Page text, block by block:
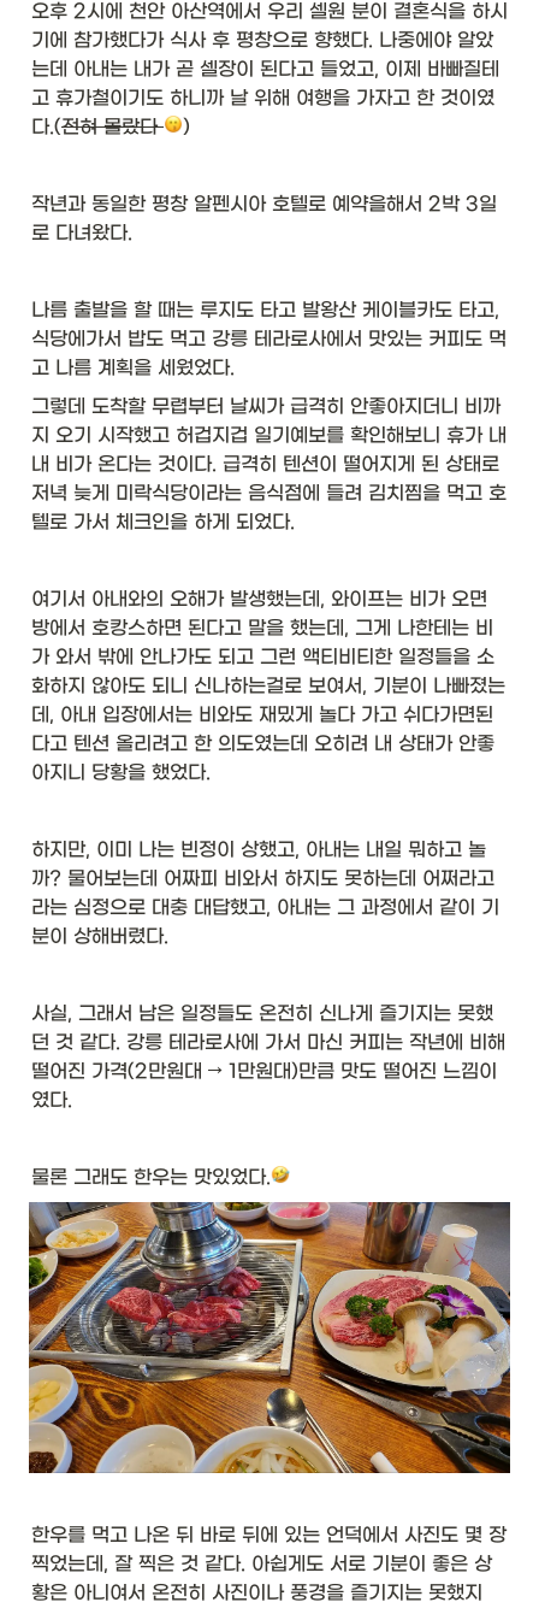
오후 2시에 천안 아산역에서 우리 셀원 분이 결혼식을 하시
기에 참가했다가 식사 후 평창으로 향했다. 나중에야 알았
는데 아내는 내가 곧 셀장이 된다고 들었고, 이제 바빠질테
고 휴가철이기도 하니까 날 위해 여행을 가자고 한 것이였
다.(전혀 몰랐다 )
작년과 동일한 평창 알펜시아 호텔로 예약을해서 2박 3일
로 다녀왔다.
나름 출발을 할 때는 루지도 타고 발왕산 케이블카도 타고,
식당에가서 밥도 먹고 강릉 테라로사에서 맛있는 커피도 먹
고 나름 계획을 세웠었다.
그렇데 도착할 무렵부터 날씨가 급격히 안좋아지더니 비까
지 오기 시작했고 허겁지겁 일기예보를 확인해보니 휴가 내
내 비가 온다는 것이다. 급격히 텐션이 떨어지게 된 상태로
저녁 늦게 미락식당이라는 음식점에 들려 김치찜을 먹고 호
텔로 가서 체크인을 하게 되었다.
여기서 아내와의 오해가 발생했는데, 와이프는 비가 오면
방에서 호캉스하면 된다고 말을 했는데, 그게 나한테는 비
가 와서 밖에 안나가도 되고 그런 액티비티한 일정들을 소
화하지 않아도 되니 신나하는걸로 보여서, 기분이 나빠졌는
데, 아내 입장에서는 비와도 재밌게 놀다 가고 쉬다가면된
다고 텐션 올리려고 한 의도였는데 오히려 내 상태가 안좋
아지니 당황을 했었다.
하지만, 이미 나는 빈정이 상했고, 아내는 내일 뭐하고 놀
까? 물어보는데 어짜피 비와서 하지도 못하는데 어쩌라고
라는 심정으로 대충 대답했고, 아내는 그 과정에서 같이 기
분이 상해버렸다.
사실, 그래서 남은 일정들도 온전히 신나게 즐기지는 못했
던 것 같다. 강릉 테라로사에 가서 마신 커피는 작년에 비해
떨어진 가격(2만원대 → 1만원대)만큼 맛도 떨어진 느낌이
였다.
물론 그래도 한우는 맛있었다.
한우를 먹고 나온 뒤 바로 뒤에 있는 언덕에서 사진도 몇 장
찍었는데, 잘 찍은 것 같다. 아쉽게도 서로 기분이 좋은 상
황은 아니여서 온전히 사진이나 풍경을 즐기지는 못했지